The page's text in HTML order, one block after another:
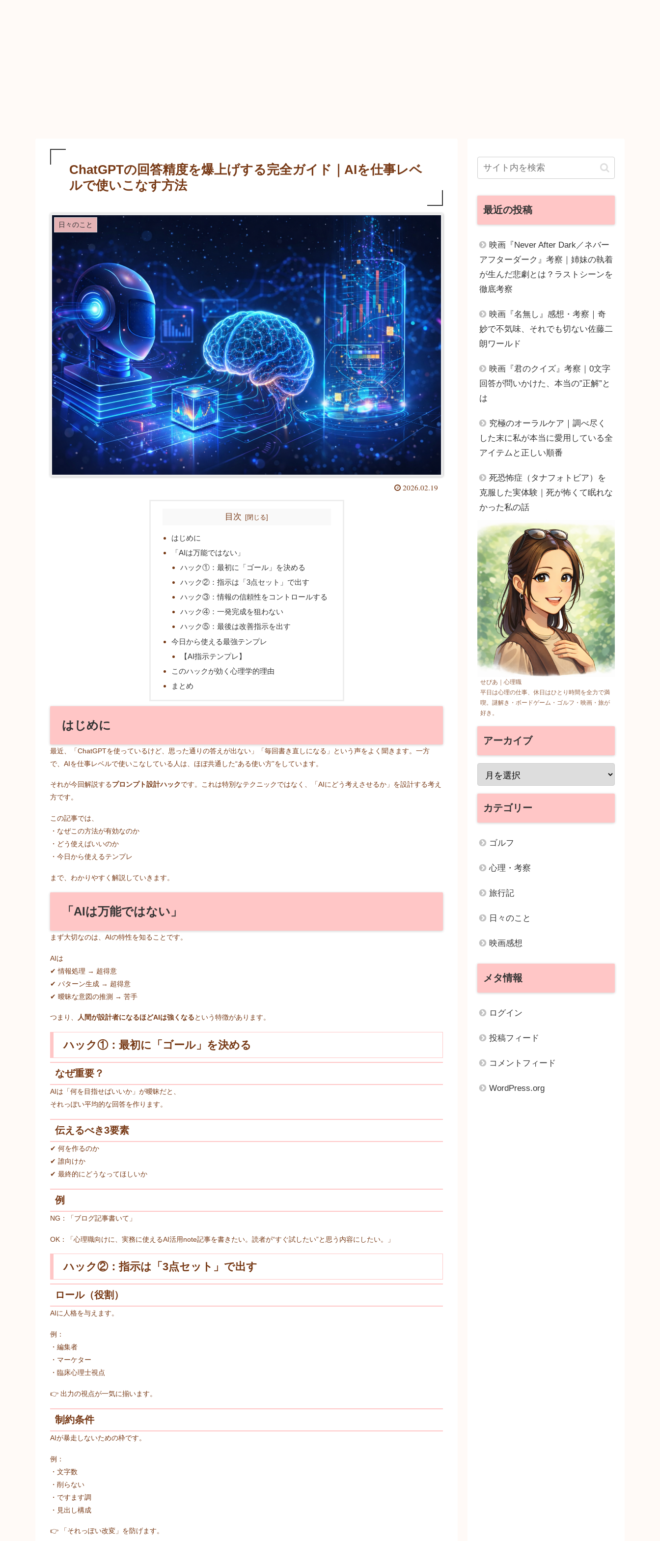
ChatGPTの回答精度を爆上げする完全ガイド｜AIを仕事レベ
ルで使いこなす方法
日々のこと
2026.02.19
目次
はじめに
「AIは万能ではない」
ハック①：最初に「ゴール」を決める
ハック②：指示は「3点セット」で出す
ハック③：情報の信頼性をコントロールする
ハック④：一発完成を狙わない
ハック⑤：最後は改善指示を出す
今日から使える最強テンプレ
【AI指示テンプレ】
このハックが効く心理学的理由
まとめ
はじめに
最近、「ChatGPTを使っているけど、思った通りの答えが出ない」「毎回書き直しになる」という声をよく聞きます。一方
で、AIを仕事レベルで使いこなしている人は、ほぼ共通した“ある使い方”をしています。
それが今回解説するプロンプト設計ハックです。これは特別なテクニックではなく、「AIにどう考えさせるか」を設計する考え
方です。
この記事では、
・なぜこの方法が有効なのか
・どう使えばいいのか
・今日から使えるテンプレ
まで、わかりやすく解説していきます。
「AIは万能ではない」
まず大切なのは、AIの特性を知ることです。
AIは
✔ 情報処理 → 超得意
✔ パターン生成 → 超得意
✔ 曖昧な意図の推測 → 苦手
つまり、 人間が設計者になるほどAIは強くなるという特徴があります。
ハック①：最初に「ゴール」を決める
なぜ重要？
AIは「何を目指せばいいか」が曖昧だと、
それっぽい平均的な回答を作ります。
伝えるべき3要素
✔ 何を作るのか
✔ 誰向けか
✔ 最終的にどうなってほしいか
例
NG：「ブログ記事書いて」
OK：「心理職向けに、実務に使えるAI活用note記事を書きたい。読者が“すぐ試したい”と思う内容にしたい。」
ハック②：指示は「3点セット」で出す
ロール（役割）
AIに人格を与えます。
例：
・編集者
・マーケター
・臨床心理士視点
👉 出力の視点が一気に揃います。
制約条件
AIが暴走しないための枠です。
例：
・文字数
・削らない
・ですます調
・見出し構成
👉 「それっぽい改変」を防げます。
最近の投稿
映画『Never After Dark／ネバー
アフターダーク』考察｜姉妹の執着
が生んだ悲劇とは？ラストシーンを
徹底考察
映画『名無し』感想・考察｜奇
妙で不気味、それでも切ない佐藤二
朗ワールド
映画『君のクイズ』考察｜0文字
回答が問いかけた、本当の”正解”と
は
究極のオーラルケア｜調べ尽く
した末に私が本当に愛用している全
アイテムと正しい順番
死恐怖症（タナフォトビア）を
克服した実体験｜死が怖くて眠れな
かった私の話
せぴあ｜心理職
平日は心理の仕事、休日はひとり時間を全力で満
喫。謎解き・ボードゲーム・ゴルフ・映画・旅が
好き。
アーカイブ
カテゴリー
ゴルフ
心理・考察
旅行記
日々のこと
映画感想
メタ情報
ログイン
投稿フィード
コメントフィード
WordPress.org